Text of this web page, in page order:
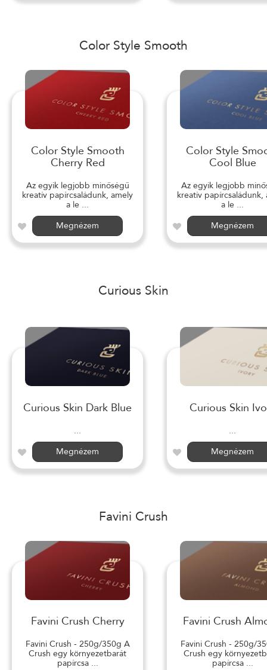
Color Style Smooth
Color Style Smooth
Cherry Red
Az egyik legjobb minőségű
kreatív papírcsaládunk, amely
a le ...
Megnézem
Color Style
Cool Blue
Az egyik legjobb
kreatív papírcsaládunk,
a le ...
Megnézem
Curious Skin
Curious Skin Dark Blue
...
Megnézem
Curious Skin
...
Megnézem
Favini Crush
Favini Crush Cherry
Favini Crush - 250g/350g A
Crush egy környezetbarát
papírcsa ...
Favini Crush
Favini Crush - 250g/
Crush egy
papírcsa ...